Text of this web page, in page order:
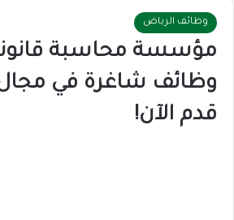
وظائف الرياض
مؤسسة محاسبة
وظائف شاغرة في مجال
قدم الآن!